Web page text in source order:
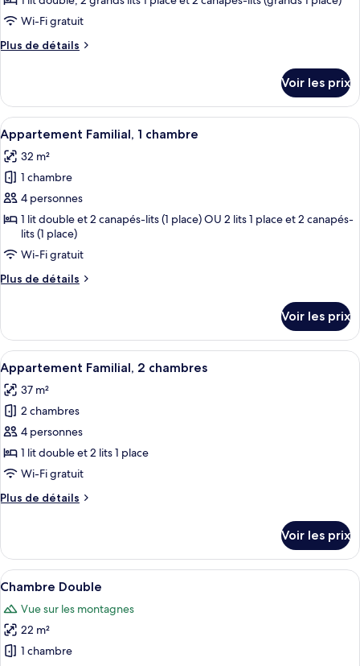
type
chambre :
chambres,
piscine
privée
Wi-Fi gratuit
Plus de détails
Plus
le
type
de
chambre
Villa,
2
piscine
privée
Voir les prix
Afficher
toutes
les
photos
pour
ce
type
de
chambre :
1
chambre
Une chambre d’hôtel avec deux lits,
13
Appartement Familial, 1 chambre
32 m²
1 chambre
4 personnes
1 lit double et 2 canapés-lits (1 place) OU 2 lits 1 place et 2 canapés-
lits (1 place)
Wi-Fi gratuit
Plus de détails
Plus
le
type
de
chambre
Appartement
Familial,
chambre
Voir les prix
Afficher
toutes
les
photos
pour
ce
type
chambre :
2
chambres
Un balcon avec une table dressée,
5
Appartement Familial, 2 chambres
37 m²
2 chambres
4 personnes
1 lit double et 2 lits 1 place
Wi-Fi gratuit
Plus de détails
Plus
le
type
de
Appartement
Familial,
chambres
Voir les prix
Afficher
toutes
les
photos
pour
Une chambre d’hôtel comprenant
5
Chambre Double
Vue sur les montagnes
22 m²
1 chambre